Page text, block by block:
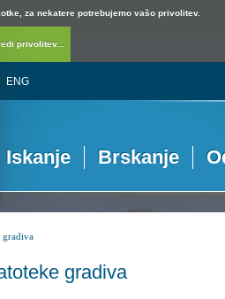
za nekatere potrebujemo vašo privolitev.
privolitev...
ENG
Iskanje Brskanje
gradiva
gradiva